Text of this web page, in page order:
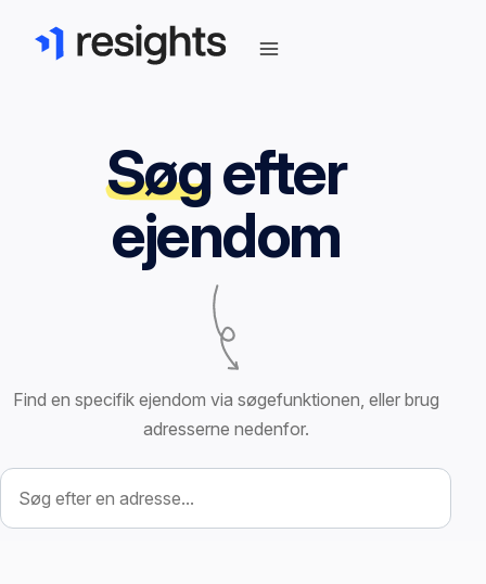
Søgefter
ejendom
Find en specifik ejendom via søgefunktionen, eller brug
adresserne nedenfor.
Søg efter ejendom